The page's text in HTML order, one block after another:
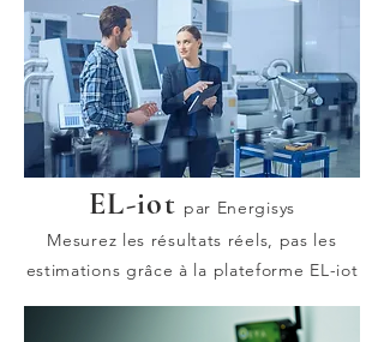
EL-iot par Energisys
Mesurez les résultats réels, pas les
estimations grâce à la plateforme EL-iot